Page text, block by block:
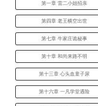
第一章 雷二小姐招亲
第四章 老王横空出世
第七章 牛家庄诡秘事
第十章 和尚来路不明
第十三章 心头血童子尿
第十六章 一凡学堂遇险